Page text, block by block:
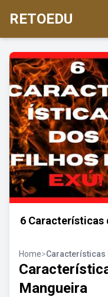
RETOEDU
6 Características
Home>Características
Mangueira